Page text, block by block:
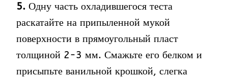
5. Одну часть охладившегося теста
раскатайте на припыленной мукой
поверхности в прямоугольный пласт
толщиной 2-3 мм. Смажьте его белком и
присыпьте ванильной крошкой, слегка